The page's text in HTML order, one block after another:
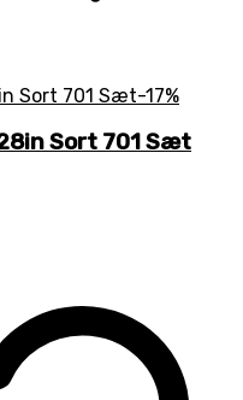
-17%
Sort 701 Sæt